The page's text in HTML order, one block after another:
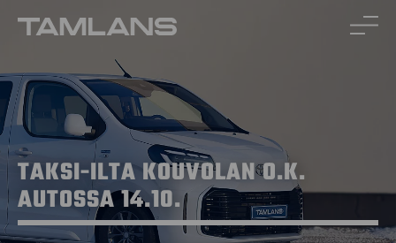
sisältöön
TAKSI-ILTA KOUVOLAN O.K.
AUTOSSA 14.10.